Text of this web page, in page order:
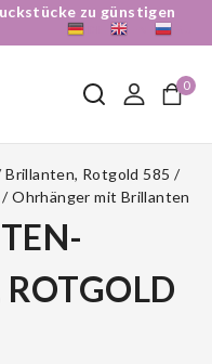
zu günstigen
0
Brillanten, Rotgold 585 /
/ Ohrhänger mit Brillanten